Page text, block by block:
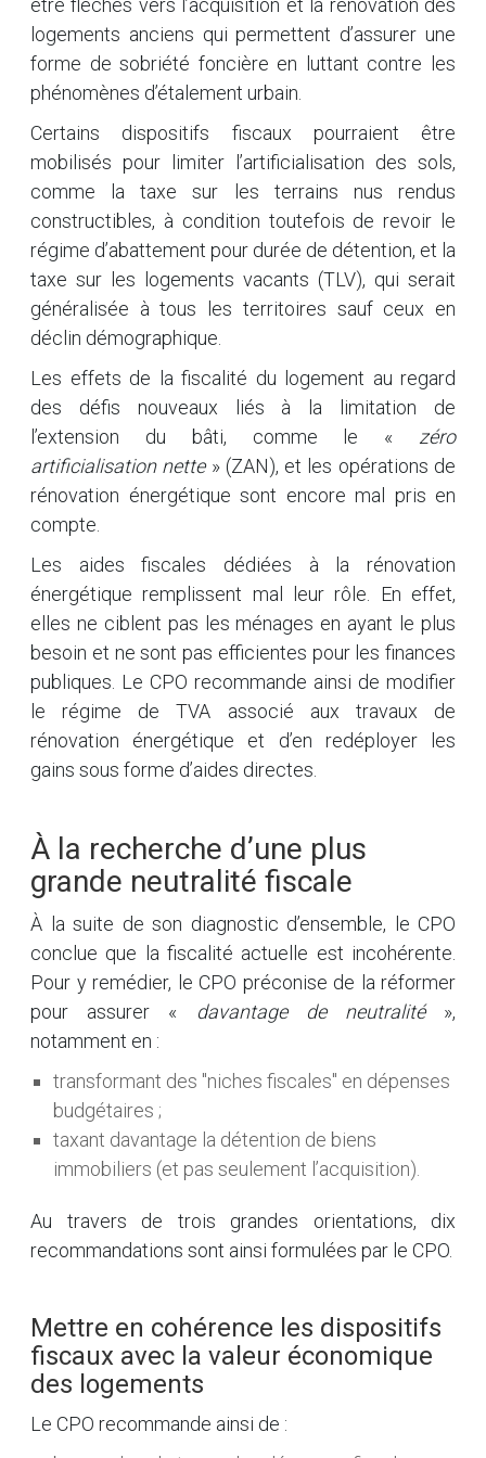
être fléchés vers l’acquisition et la rénovation des
logements anciens qui permettent d’assurer une
forme de sobriété foncière en luttant contre les
phénomènes d’étalement urbain.
Certains dispositifs fiscaux pourraient être
mobilisés pour limiter l’artificialisation des sols,
comme la taxe sur les terrains nus rendus
constructibles, à condition toutefois de revoir le
régime d’abattement pour durée de détention, et la
taxe sur les logements vacants (TLV), qui serait
généralisée à tous les territoires sauf ceux en
déclin démographique.
Les effets de la fiscalité du logement au regard
des défis nouveaux liés à la limitation de
l’extension du bâti, comme le « zéro
artificialisation nette» (ZAN), et les opérations de
rénovation énergétique sont encore mal pris en
compte.
Les aides fiscales dédiées à la rénovation
énergétique remplissent mal leur rôle. En effet,
elles ne ciblent pas les ménages en ayant le plus
besoin et ne sont pas efficientes pour les finances
publiques. Le CPO recommande ainsi de modifier
le régime de TVA associé aux travaux de
rénovation énergétique et d’en redéployer les
gains sous forme d’aides directes.
À la recherche d’une plus
grande neutralité fiscale
À la suite de son diagnostic d’ensemble, le CPO
conclue que la fiscalité actuelle est incohérente.
Pour y remédier, le CPO préconise de la réformer
pour assurer «
davantage de neutralité»,
notamment en :
transformant des "niches fiscales" en dépenses
budgétaires ;
taxant davantage la détention de biens
immobiliers (et pas seulement l’acquisition).
Au travers de trois grandes orientations, dix
recommandations sont ainsi formulées par le CPO.
Mettre en cohérence les dispositifs
fiscaux avec la valeur économique
des logements
Le CPO recommande ainsi de :